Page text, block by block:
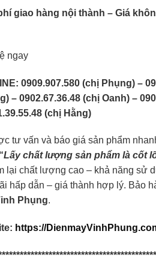
giao hàng nội thành – Giá
ngay
0909.907.580 (chị Phụng) –
– 0902.67.36.48 (chị Oanh) –
(chị Hằng)
tư vấn và báo giá sản phẩm
Lấy chất lượng sản phẩm là cốt
lại chất lượng cao – khả năng sử
hấp dẫn – giá thành hợp lý. Bảo
Phụng.
https://